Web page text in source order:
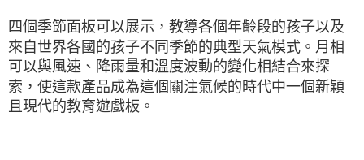
四個季節面板可以展示，教導各個年齡段的孩子以及
來自世界各國的孩子不同季節的典型天氣模式。月相
可以與風速、降雨量和溫度波動的變化相結合來探
索，使這款產品成為這個關注氣候的時代中一個新穎
且現代的教育遊戲板。